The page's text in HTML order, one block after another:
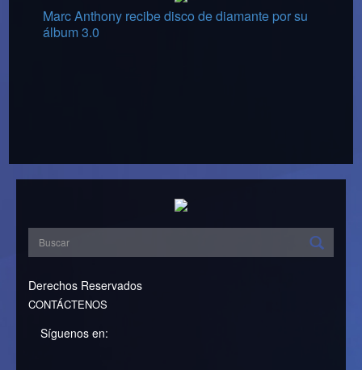
Marc Anthony recibe disco de diamante por su
álbum 3.0
Derechos Reservados
CONTÁCTENOS
Síguenos en: